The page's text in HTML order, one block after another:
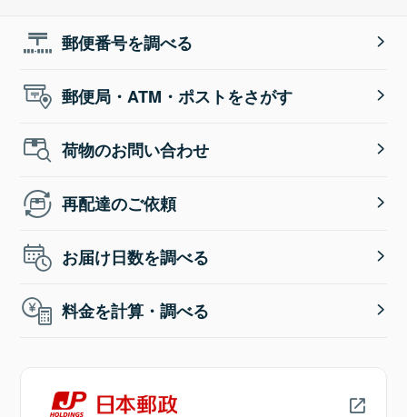
郵便番号を調べる
郵便局・ATM・ポストをさがす
荷物のお問い合わせ
再配達のご依頼
お届け日数を調べる
料金を計算・調べる